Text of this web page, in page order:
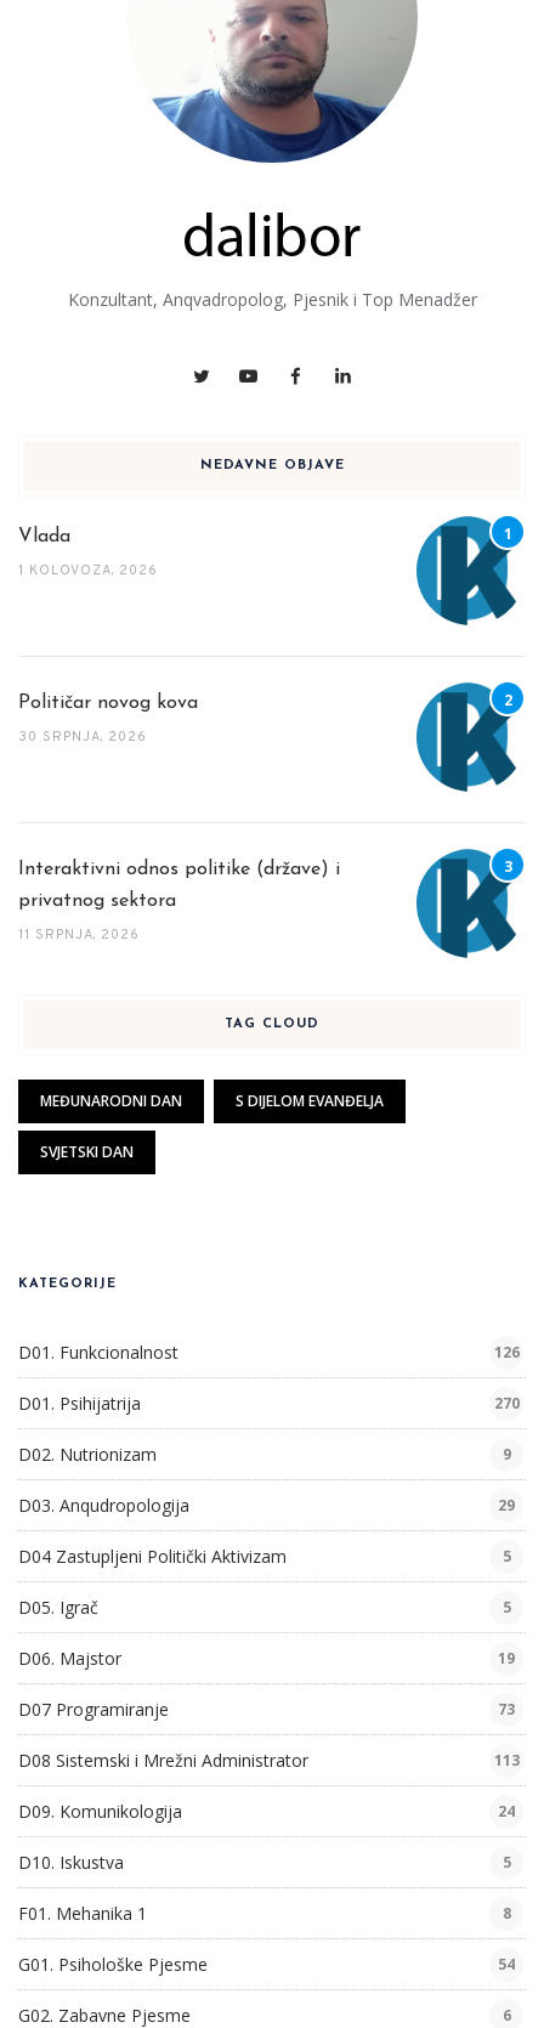
Konzultant, Anqvadropolog, Pjesnik i Top Menadžer
NEDAVNE OBJAVE
Vlada
1 KOLOVOZA, 2026
Političar novog kova
30 SRPNJA, 2026
Interaktivni odnos politike (države) i
privatnog sektora
11 SRPNJA, 2026
TAG CLOUD
MEĐUNARODNI DAN S DIJELOM EVANĐELJA
SVJETSKI DAN
KATEGORIJE
D01. Funkcionalnost 126
D01. Psihijatrija 270
D02. Nutrionizam 9
D03. Anqudropologija 29
D04 Zastupljeni Politički Aktivizam 5
D05. Igrač 5
D06. Majstor 19
D07 Programiranje 73
D08 Sistemski i Mrežni Administrator 113
D09. Komunikologija 24
D10. Iskustva 5
F01. Mehanika 1 8
G01. Psihološke Pjesme 54
G02. Zabavne Pjesme 6